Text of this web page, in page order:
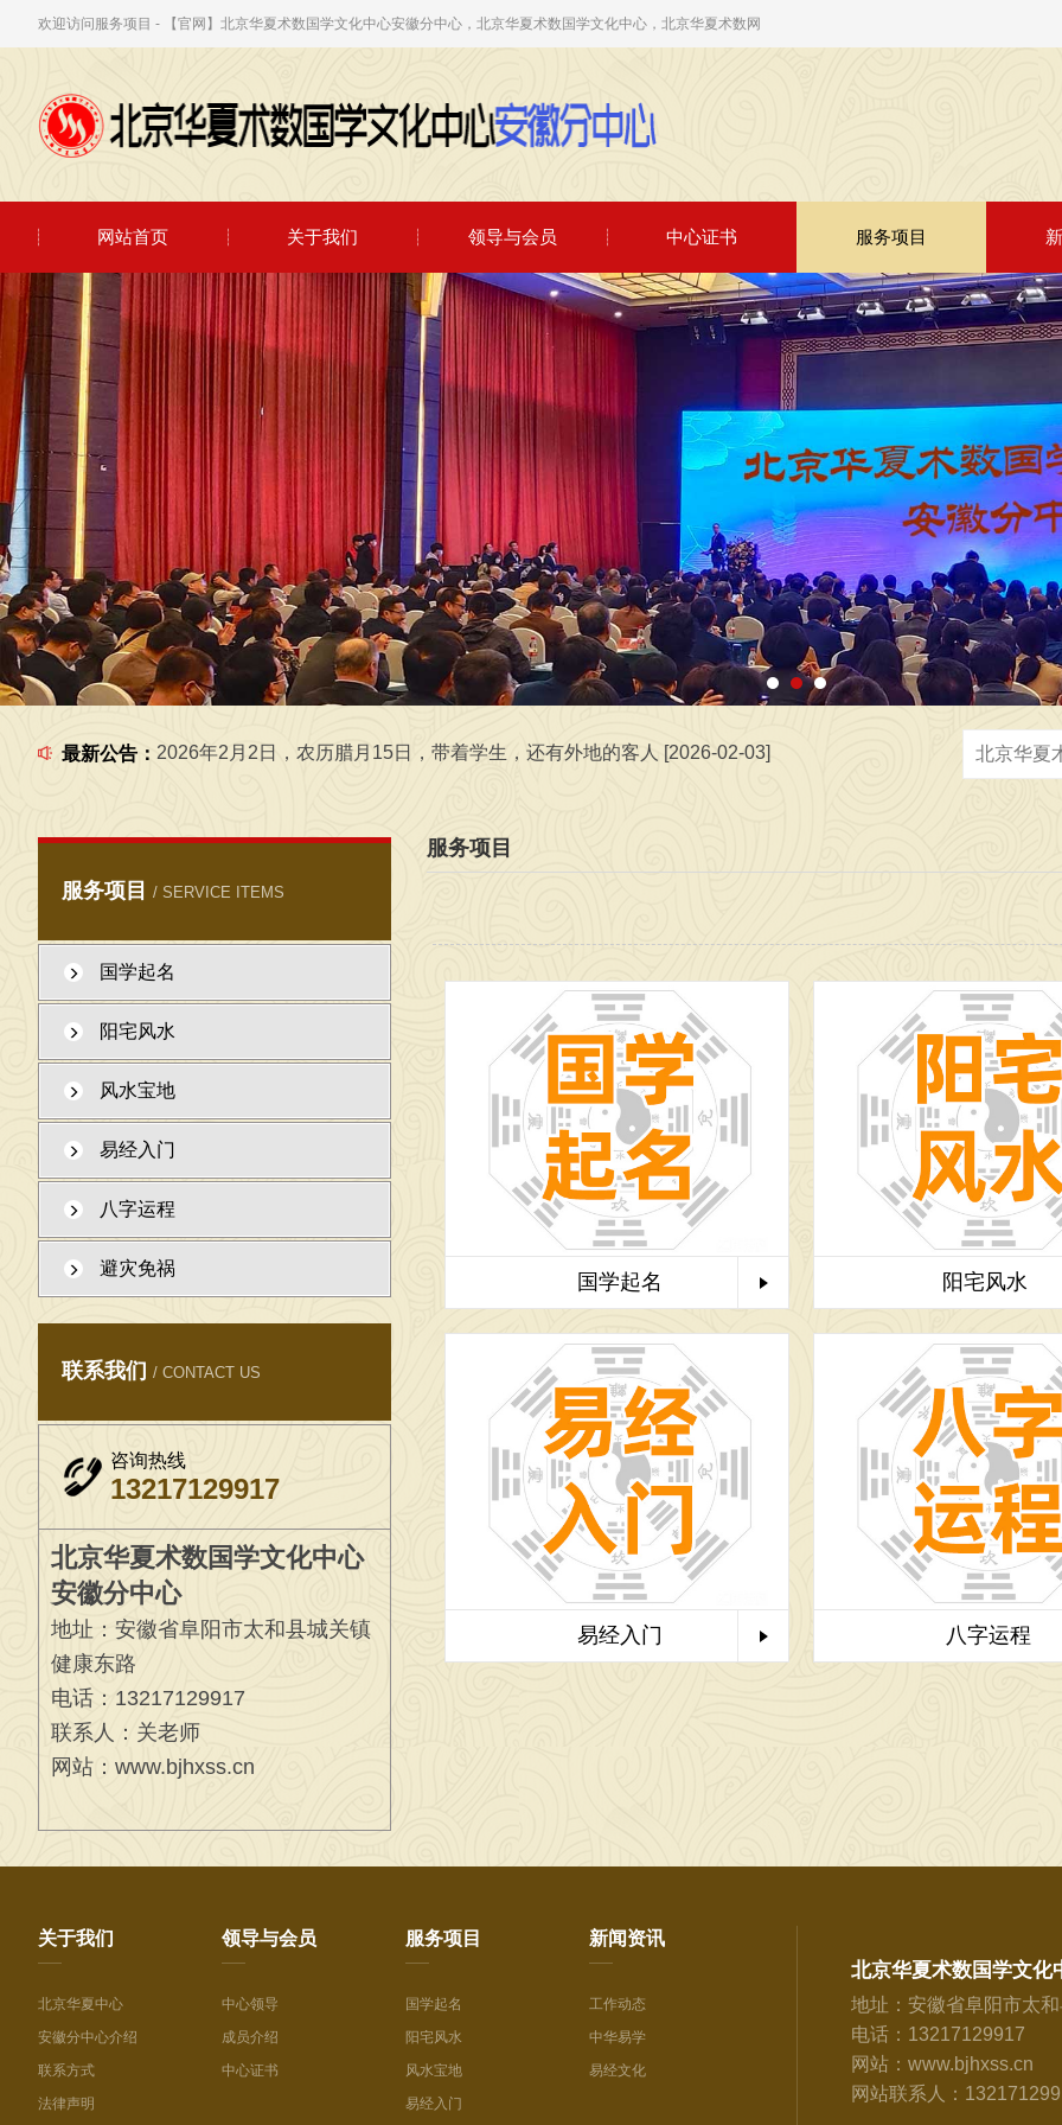
欢迎访问服务项目 - 【官网】北京华夏术数国学文化中心安徽分中心，北京华夏术数国学文化中心，北京华夏术数网
网站首页 关于我们 领导与会员 中心证书 服务项目
最新公告：
2026年6月5日，在工作室给学生一起研究国学文化 [2026-06-05]
2026年7月1日，在工作室给学生一起，学习传统文化 [2026-07-02]
2026年2月2日，农历腊月15日，带着学生，还有外地的客人 [2026-02-03]
2026年6月6日，在工作室给学生一起研究国学，弘扬中华优秀传统文化，传播正能量，广接善缘交天下朋友
2026年6月5日，在工作室给学生一起研究国学文化 [2026-06-05]
2026年7月1日，在工作室给学生一起，学习传统文化 [2026-07-02]
服务项目 / SERVICE ITEMS
国学起名
阳宅风水
风水宝地
易经入门
八字运程
避灾免祸
联系我们 / CONTACT US
咨询热线
13217129917
北京华夏术数国学文化中心
安徽分中心
地址：安徽省阜阳市太和县城关镇
健康东路
电话：13217129917
联系人：关老师
网站：www.bjhxss.cn
服务项目
国学起名 阳宅风水
易经入门 八字运程
关于我们
北京华夏中心
安徽分中心介绍
联系方式
法律声明
领导与会员
中心领导
成员介绍
中心证书
服务项目
国学起名
阳宅风水
风水宝地
易经入门
新闻资讯
工作动态
中华易学
易经文化
北京华夏术数国学文化
地址：安徽省阜阳市太
电话：13217129917
网站：www.bjhxss.cn
网站联系人：